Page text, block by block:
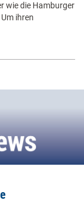
wie die Hamburger
ihren